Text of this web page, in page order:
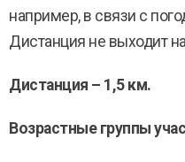
например, в связи с
Дистанция не выходит
Дистанция – 1,5 км.
Возрастные группы